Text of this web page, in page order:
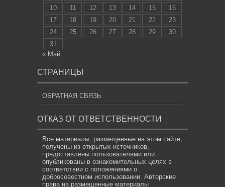
10
11 12 13 14 15
16
17
18 19 20 21 22
23
24
25 26 27 28 29
30
31
« Май
СТРАНИЦЫ
ОБРАТНАЯ СВЯЗЬ
ОТКАЗ ОТ ОТВЕТСТВЕННОСТИ
Все материалы, размещенные на этом сайте,
получены из открытых источников,
предоставлены пользователями или
опубликованы в ознакомительных целях в
соответствии с положениями о
добросовестном использовании. Авторские
права на размещенные материалы